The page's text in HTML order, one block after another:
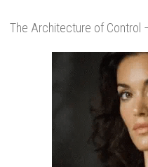
The Architecture of Control